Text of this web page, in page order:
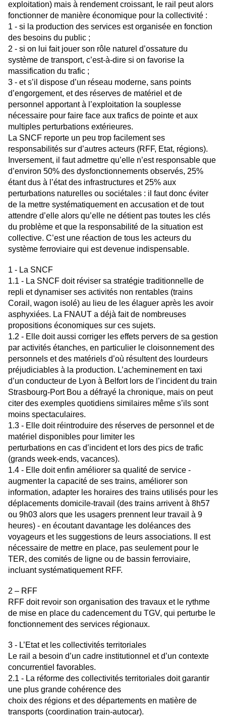
exploitation) mais à rendement croissant, le rail peut alors
fonctionner de manière économique pour la collectivité :
1 - si la production des services est organisée en fonction
des besoins du public ;
2 - si on lui fait jouer son rôle naturel d’ossature du
système de transport, c’est-à-dire si on favorise la
massification du trafic ;
3 - et s’il dispose d’un réseau moderne, sans points
d’engorgement, et des réserves de matériel et de
personnel apportant à l’exploitation la souplesse
nécessaire pour faire face aux trafics de pointe et aux
multiples perturbations extérieures.
La SNCF reporte un peu trop facilement ses
responsabilités sur d’autres acteurs (RFF, Etat, régions).
Inversement, il faut admettre qu’elle n’est responsable que
d’environ 50% des dysfonctionnements observés, 25%
étant dus à l’état des infrastructures et 25% aux
perturbations naturelles ou sociétales : il faut donc éviter
de la mettre systématiquement en accusation et de tout
attendre d’elle alors qu’elle ne détient pas toutes les clés
du problème et que la responsabilité de la situation est
collective. C’est une réaction de tous les acteurs du
système ferroviaire qui est devenue indispensable.
1 - La SNCF
1.1 - La SNCF doit réviser sa stratégie traditionnelle de
repli et dynamiser ses activités non rentables (trains
Corail, wagon isolé) au lieu de les élaguer après les avoir
asphyxiées. La FNAUT a déjà fait de nombreuses
propositions économiques sur ces sujets.
1.2 - Elle doit aussi corriger les effets pervers de sa gestion
par activités étanches, en particulier le cloisonnement des
personnels et des matériels d’où résultent des lourdeurs
préjudiciables à la production. L’acheminement en taxi
d’un conducteur de Lyon à Belfort lors de l’incident du train
Strasbourg-Port Bou a défrayé la chronique, mais on peut
citer des exemples quotidiens similaires même s’ils sont
moins spectaculaires.
1.3 - Elle doit réintroduire des réserves de personnel et de
matériel disponibles pour limiter les
perturbations en cas d’incident et lors des pics de trafic
(grands week-ends, vacances).
1.4 - Elle doit enfin améliorer sa qualité de service -
augmenter la capacité de ses trains, améliorer son
information, adapter les horaires des trains utilisés pour les
déplacements domicile-travail (des trains arrivent à 8h57
ou 9h03 alors que les usagers prennent leur travail à 9
heures) - en écoutant davantage les doléances des
voyageurs et les suggestions de leurs associations. Il est
nécessaire de mettre en place, pas seulement pour le
TER, des comités de ligne ou de bassin ferroviaire,
incluant systématiquement RFF.
2 – RFF
RFF doit revoir son organisation des travaux et le rythme
de mise en place du cadencement du TGV, qui perturbe le
fonctionnement des services régionaux.
3 - L’Etat et les collectivités territoriales
Le rail a besoin d’un cadre institutionnel et d’un contexte
concurrentiel favorables.
2.1 - La réforme des collectivités territoriales doit garantir
une plus grande cohérence des
choix des régions et des départements en matière de
transports (coordination train-autocar).